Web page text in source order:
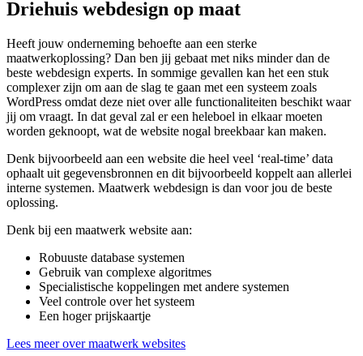
Driehuis webdesign op maat
Heeft jouw onderneming behoefte aan een sterke
maatwerkoplossing? Dan ben jij gebaat met niks minder dan de
beste webdesign experts. In sommige gevallen kan het een stuk
complexer zijn om aan de slag te gaan met een systeem zoals
WordPress omdat deze niet over alle functionaliteiten beschikt waar
jij om vraagt. In dat geval zal er een heleboel in elkaar moeten
worden geknoopt, wat de website nogal breekbaar kan maken.
Denk bijvoorbeeld aan een website die heel veel ‘real-time’ data
ophaalt uit gegevensbronnen en dit bijvoorbeeld koppelt aan allerlei
interne systemen. Maatwerk webdesign is dan voor jou de beste
oplossing.
Denk bij een maatwerk website aan:
Robuuste database systemen
Gebruik van complexe algoritmes
Specialistische koppelingen met andere systemen
Veel controle over het systeem
Een hoger prijskaartje
Lees meer over maatwerk websites